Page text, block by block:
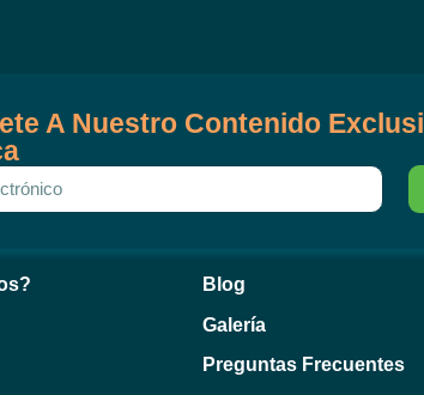
A Nuestro Contenido
Blog
Galería
Preguntas Frecuentes